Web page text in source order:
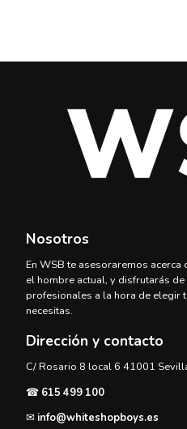
Nosotros
En WSB te asesoraremos
el hombre actual, y disfrutarás
profesionales a la hora de elegir
necesitas.
Dirección y contacto
C/ Rosario 8 local 6 41001
☎ 615 499 100
✉ info@whiteshopboys.es